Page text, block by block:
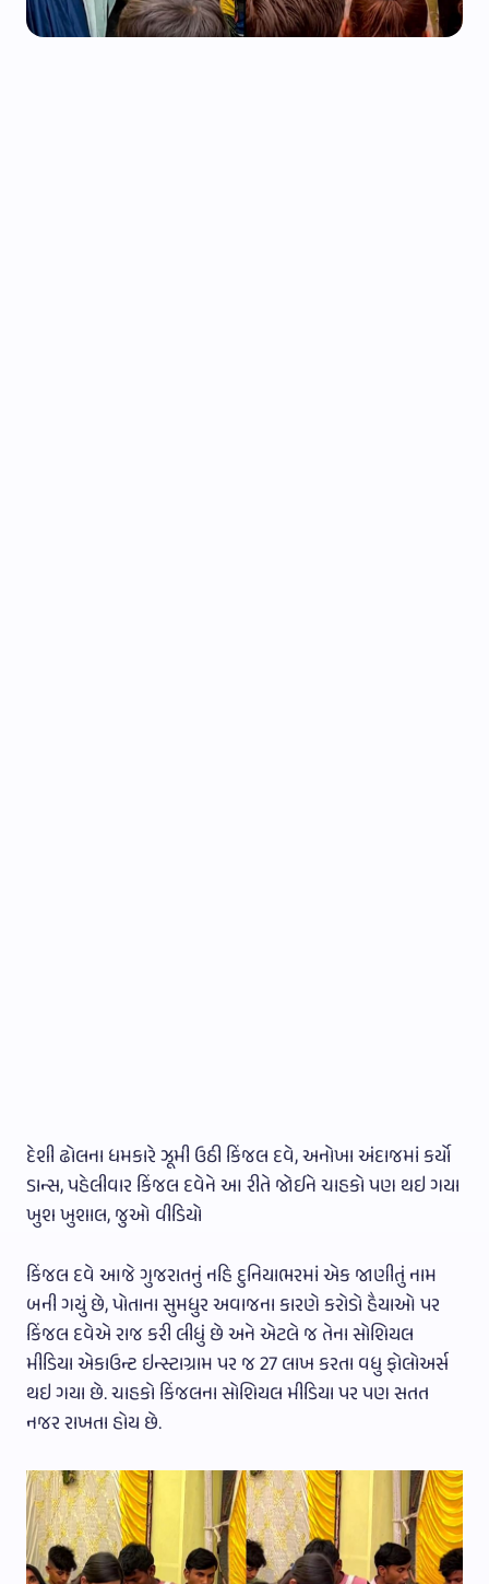
દેશી ઢોલના ધમકારે ઝૂમી ઉઠી કિંજલ દવે, અનોખા અંદાજમાં કર્યો
ડાન્સ, પહેલીવાર કિંજલ દવેને આ રીતે જોઈને ચાહકો પણ થઇ ગયા
ખુશ ખુશાલ, જુઓ વીડિયો
કિંજલ દવે આજે ગુજરાતનું નહિ દુનિયાભરમાં એક જાણીતું નામ
બની ગયું છે, પોતાના સુમધુર અવાજના કારણે કરોડો હૈયાઓ પર
કિંજલ દવેએ રાજ કરી લીધું છે અને એટલે જ તેના સોશિયલ
મીડિયા એકાઉન્ટ ઇન્સ્ટાગ્રામ પર જ 27 લાખ કરતા વધુ ફોલોઅર્સ
થઇ ગયા છે. ચાહકો કિંજલના સોશિયલ મીડિયા પર પણ સતત
નજર રાખતા હોય છે.